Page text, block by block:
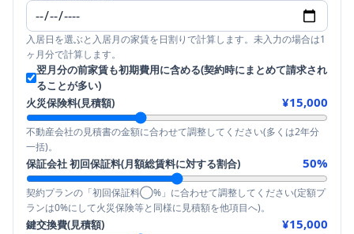
入居日を選ぶと入居月の家賃を日割りで計算します。未入力の場合は1
ヶ月分で計算します。
翌月分の前家賃も初期費用に含める(契約時にまとめて請求され
ることが多い)
火災保険料(見積額)
¥15,000
不動産会社の見積書の金額に合わせて調整してください(多くは2年分
一括)。
保証会社 初回保証料(月額総賃料に対する割合) 50%
契約プランの「初回保証料◯%」に合わせて調整してください(定額プ
ランは0%にして火災保険等と同様に見積額を他項目へ)。
鍵交換費(見積額) ¥15,000